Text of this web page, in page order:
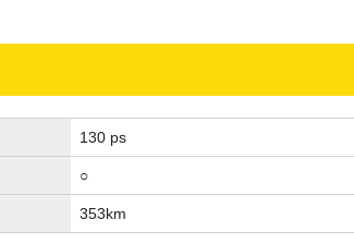
130 ps
○
353km